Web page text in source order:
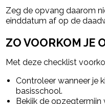
Zeg de opvang daarom
einddatum af op de
ZO VOORKOM JE
Met deze checklist
Controleer wanneer je
basisschool.
Bekijk de opzegtermijn